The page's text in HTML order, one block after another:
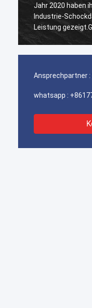
Jahr 2020 haben
Industrie-
Leistung
Ansprechpartner :
whatsapp :